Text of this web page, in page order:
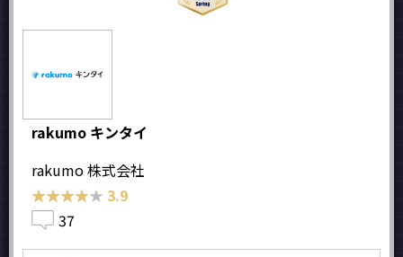
rakumo キンタイ
rakumo 株式会社
★★★★★
★★★★★ 3.9
37